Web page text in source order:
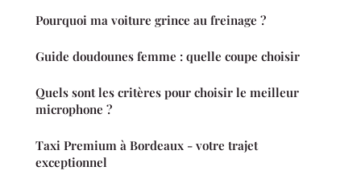
Pourquoi ma voiture grince au freinage ?
Guide doudounes femme : quelle coupe choisir
Quels sont les critères pour choisir le meilleur
microphone ?
Taxi Premium à Bordeaux - votre trajet
exceptionnel